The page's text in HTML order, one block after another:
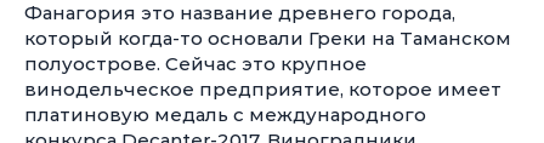
Фанагория это название древнего города,
который когда-то основали Греки на Таманском
полуострове. Сейчас это крупное
винодельческое предприятие, которое имеет
платиновую медаль с международного